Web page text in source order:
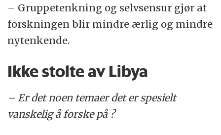
– Gruppetenkning og selvsensur gjør at
forskningen blir mindre ærlig og mindre
nytenkende.
Ikke stolte av Libya
– Er det noen temaer det er spesielt
vanskelig å forske på ?